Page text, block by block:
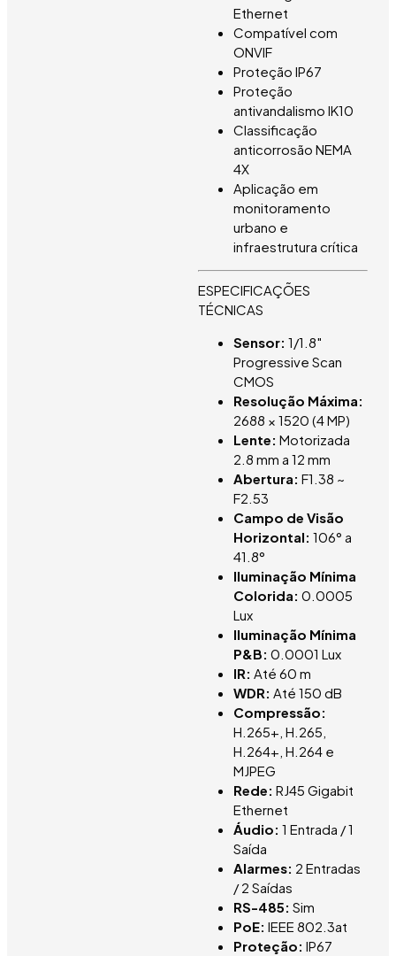
Ethernet
Compatível com
ONVIF
Proteção IP67
Proteção
antivandalismo IK10
Classificação
anticorrosão NEMA
4X
Aplicação em
monitoramento
urbano e
infraestrutura crítica
ESPECIFICAÇÕES
TÉCNICAS
Sensor: 1/1.8″
Progressive Scan
CMOS
Resolução Máxima:
2688 × 1520 (4 MP)
Lente: Motorizada
2.8 mm a 12 mm
Abertura: F1.38 ~
F2.53
Campo de Visão
Horizontal: 106° a
41.8°
Iluminação Mínima
Colorida: 0.0005
Lux
Iluminação Mínima
P&B: 0.0001 Lux
IR: Até 60 m
WDR: Até 150 dB
Compressão:
H.265+, H.265,
H.264+, H.264 e
MJPEG
Rede: RJ45 Gigabit
Ethernet
Áudio: 1 Entrada / 1
Saída
Alarmes: 2 Entradas
/ 2 Saídas
RS-485: Sim
PoE: IEEE 802.3at
Proteção: IP67